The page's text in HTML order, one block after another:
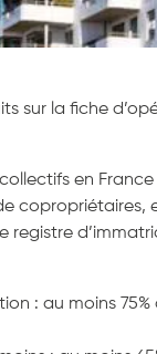
sur la fiche
en
copropriétaires,
registre
: au moins